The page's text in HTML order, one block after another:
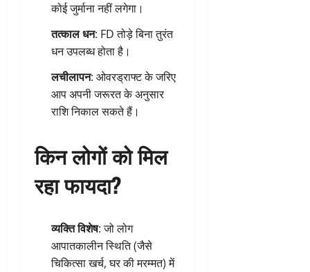
कोई जुर्माना नहीं लगेगा।
तत्काल धन: FD तोड़े बिना तुरंत
धन उपलब्ध होता है।
लचीलापन: ओवरड्राफ्ट के जरिए
आप अपनी जरूरत के अनुसार
राशि निकाल सकते हैं।
किन लोगों को मिल
रहा फायदा?
व्यक्ति विशेष: जो लोग
आपातकालीन स्थिति (जैसे
चिकित्सा खर्च, घर की मरम्मत) में